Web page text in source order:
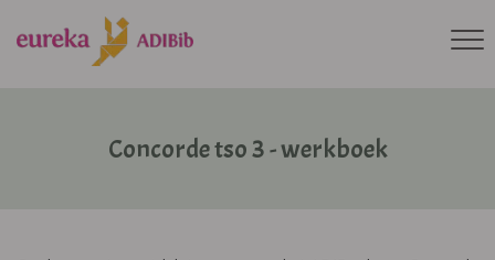
Concorde tso 3 - werkboek